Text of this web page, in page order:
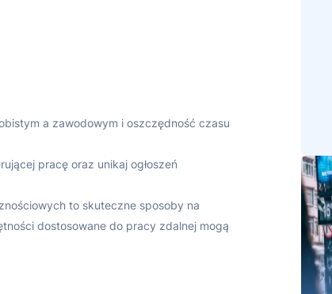
a zawodowym i oszczędność czasu
pracę oraz unikaj ogłoszeń
to skuteczne sposoby na
dostosowane do pracy zdalnej mogą